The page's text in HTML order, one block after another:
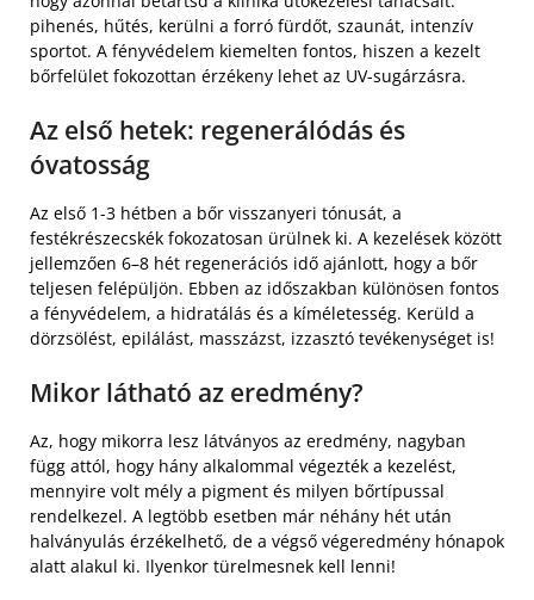
pihenés, hűtés, kerülni a forró fürdőt, szaunát, intenzív
sportot. A fényvédelem kiemelten fontos, hiszen a kezelt
bőrfelület fokozottan érzékeny lehet az UV-sugárzásra.
Az első hetek: regenerálódás és
óvatosság
Az első 1-3 hétben a bőr visszanyeri tónusát, a
festékrészecskék fokozatosan ürülnek ki. A kezelések között
jellemzően 6–8 hét regenerációs idő ajánlott, hogy a bőr
teljesen felépüljön. Ebben az időszakban különösen fontos
a fényvédelem, a hidratálás és a kíméletesség. Kerüld a
dörzsölést, epilálást, masszázst, izzasztó tevékenységet is!
Mikor látható az eredmény?
Az, hogy mikorra lesz látványos az eredmény, nagyban
függ attól, hogy hány alkalommal végezték a kezelést,
mennyire volt mély a pigment és milyen bőrtípussal
rendelkezel. A legtöbb esetben már néhány hét után
halványulás érzékelhető, de a végső végeredmény hónapok
alatt alakul ki. Ilyenkor türelmesnek kell lenni!